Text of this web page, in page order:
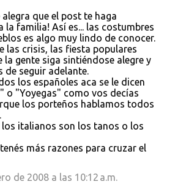
alegra que el post te haga
la familia! Así es... las costumbres
es algo muy lindo de conocer.
las crisis, las fiesta populares
la gente siga sintiéndose alegre y
de seguir adelante.
los españoles aca se le dicen
o "Yoyegas" como vos decías
los porteños hablamos todos
italianos son los tanos o los
más razones para cruzar el
de 2008 a las 10:12 a.m.